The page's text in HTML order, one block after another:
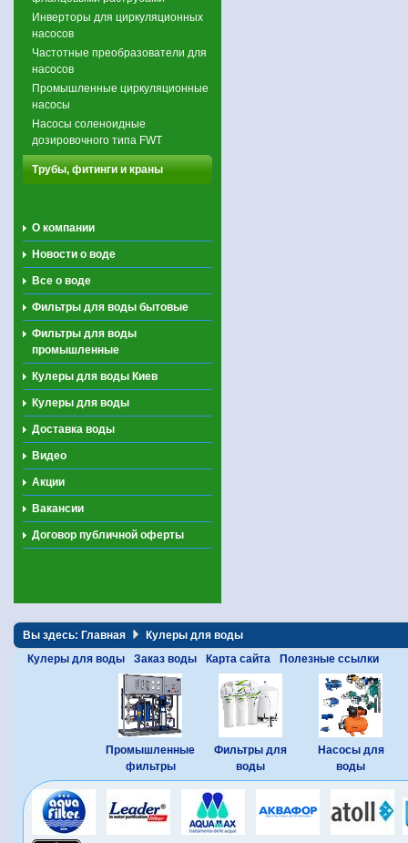
Инверторы для циркуляционных
насосов
Частотные преобразователи для
насосов
Промышленные циркуляционные
насосы
Насосы соленоидные
дозировочного типа FWT
Трубы, фитинги и краны
О компании
Новости о воде
Все о воде
Фильтры для воды бытовые
Фильтры для воды
промышленные
Кулеры для воды Киев
Кулеры для воды
Доставка воды
Видео
Акции
Вакансии
Договор публичной оферты
Вы здесь: Главная
Кулеры для воды
Кулеры для воды
Заказ воды Карта сайта Полезные ссылки
Промышленные
фильтры
Фильтры для
воды
Насосы для
воды